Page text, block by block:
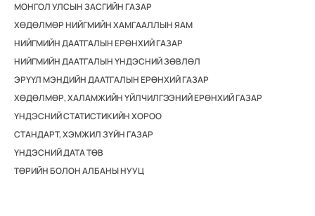
МОНГОЛ УЛСЫН ЗАСГИЙН ГАЗАР
ХӨДӨЛМӨР НИЙГМИЙН ХАМГААЛЛЫН ЯАМ
НИЙГМИЙН ДААТГАЛЫН ЕРӨНХИЙ ГАЗАР
НИЙГМИЙН ДААТГАЛЫН ҮНДЭСНИЙ ЗӨВЛӨЛ
ЭРҮҮЛ МЭНДИЙН ДААТГАЛЫН ЕРӨНХИЙ ГАЗАР
ХӨДӨЛМӨР, ХАЛАМЖИЙН ҮЙЛЧИЛГЭЭНИЙ ЕРӨНХИЙ ГАЗАР
ҮНДЭСНИЙ СТАТИСТИКИЙН ХОРОО
СТАНДАРТ, ХЭМЖИЛ ЗҮЙН ГАЗАР
ҮНДЭСНИЙ ДАТА ТӨВ
ТӨРИЙН БОЛОН АЛБАНЫ НУУЦ